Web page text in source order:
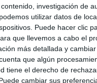
investigación de
utilizar datos de
Puede hacer clic
que llevemos a cabo el
más detallada y
que algún
tiene el derecho de
cambiar sus